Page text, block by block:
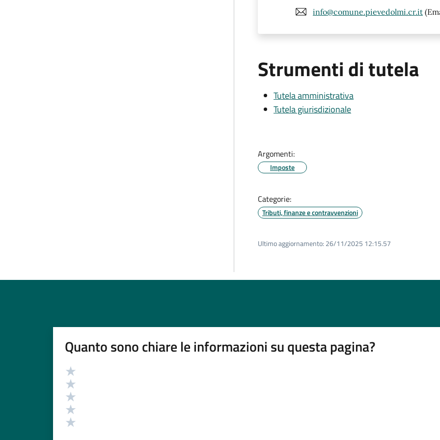
info@comune.pievedolmi.cr.it
Strumenti di tutela
Tutela amministrativa
Tutela giurisdizionale
Argomenti:
Imposte
Categorie:
Tributi, finanze e contravvenzioni
Ultimo aggiornamento: 26/11/2025 12:15.57
Quanto sono chiare le informazioni su questa pagina?
Valutazione